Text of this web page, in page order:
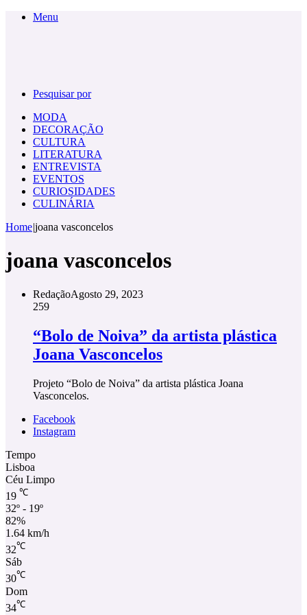
Menu
Pesquisar por
MODA
DECORAÇÃO
CULTURA
LITERATURA
ENTREVISTA
EVENTOS
CURIOSIDADES
CULINÁRIA
Home|joana vasconcelos
joana vasconcelos
RedaçãoAgosto 29, 2023
259
“Bolo de Noiva” da artista plástica
Joana Vasconcelos
Projeto “Bolo de Noiva” da artista plástica Joana
Vasconcelos.
Facebook
Instagram
Tempo
Lisboa
Céu Limpo
19 ℃
32º - 19º
82%
1.64 km/h
32℃
Sáb
30℃
Dom
34℃